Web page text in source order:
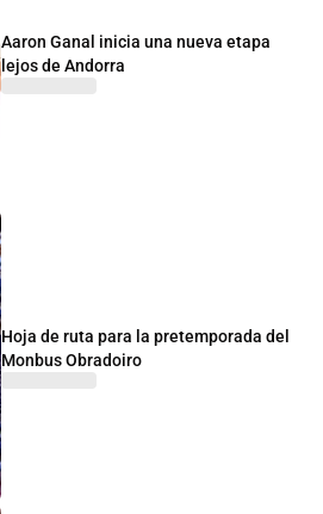
Aaron Ganal inicia una nueva etapa
lejos de Andorra
Hoja de ruta para la pretemporada del
Monbus Obradoiro